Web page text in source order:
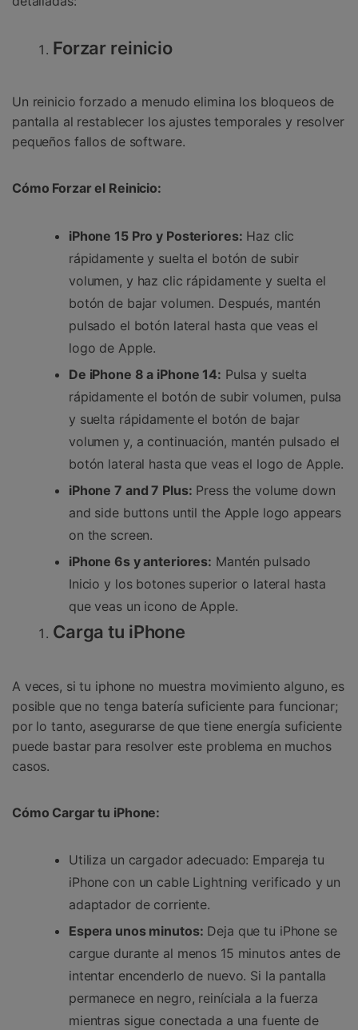
Forzar reinicio
Un reinicio forzado a menudo elimina los bloqueos de
pantalla al restablecer los ajustes temporales y resolver
pequeños fallos de software.
Cómo Forzar el Reinicio:
iPhone 15 Pro y Posteriores: Haz clic
rápidamente y suelta el botón de subir
volumen, y haz clic rápidamente y suelta el
botón de bajar volumen. Después, mantén
pulsado el botón lateral hasta que veas el
logo de Apple.
De iPhone 8 a iPhone 14: Pulsa y suelta
rápidamente el botón de subir volumen, pulsa
y suelta rápidamente el botón de bajar
volumen y, a continuación, mantén pulsado el
botón lateral hasta que veas el logo de Apple.
iPhone 7 and 7 Plus: Press the volume down
and side buttons until the Apple logo appears
on the screen.
iPhone 6s y anteriores: Mantén pulsado
Inicio y los botones superior o lateral hasta
que veas un icono de Apple.
Carga tu iPhone
A veces, si tu iphone no muestra movimiento alguno, es
posible que no tenga batería suficiente para funcionar;
por lo tanto, asegurarse de que tiene energía suficiente
puede bastar para resolver este problema en muchos
casos.
Cómo Cargar tu iPhone:
Utiliza un cargador adecuado: Empareja tu
iPhone con un cable Lightning verificado y un
adaptador de corriente.
Espera unos minutos: Deja que tu iPhone se
cargue durante al menos 15 minutos antes de
intentar encenderlo de nuevo. Si la pantalla
permanece en negro, reiníciala a la fuerza
mientras sigue conectada a una fuente de